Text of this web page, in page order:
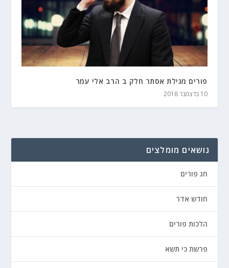
פורים מגילת אסתר חלק ב הרב אלי עמר
10 בדצמבר 2018
נושאים מומלצים
חג פורים
חודש אדר
הלכות פורים
פרשת כי תשא